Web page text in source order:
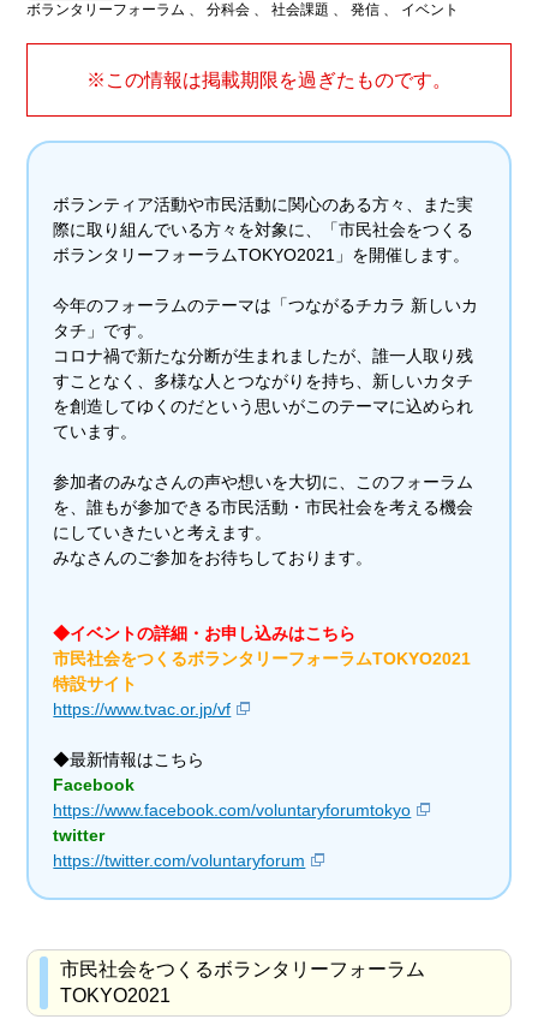
ボランタリーフォーラム 、 分科会 、 社会課題 、 発信 、 イベント
※この情報は掲載期限を過ぎたものです。
ボランティア活動や市民活動に関心のある方々、また実
際に取り組んでいる方々を対象に、「市民社会をつくる
ボランタリーフォーラムTOKYO2021」を開催します。
今年のフォーラムのテーマは「つながるチカラ 新しいカ
タチ」です。
コロナ禍で新たな分断が生まれましたが、誰一人取り残
すことなく、多様な人とつながりを持ち、新しいカタチ
を創造してゆくのだという思いがこのテーマに込められ
ています。
参加者のみなさんの声や想いを大切に、このフォーラム
を、誰もが参加できる市民活動・市民社会を考える機会
にしていきたいと考えます。
みなさんのご参加をお待ちしております。
◆イベントの詳細・お申し込みはこちら
市民社会をつくるボランタリーフォーラムTOKYO2021
特設サイト
https://www.tvac.or.jp/vf
◆最新情報はこちら
Facebook
https://www.facebook.com/voluntaryforumtokyo
twitter
https://twitter.com/voluntaryforum
市民社会をつくるボランタリーフォーラム
TOKYO2021